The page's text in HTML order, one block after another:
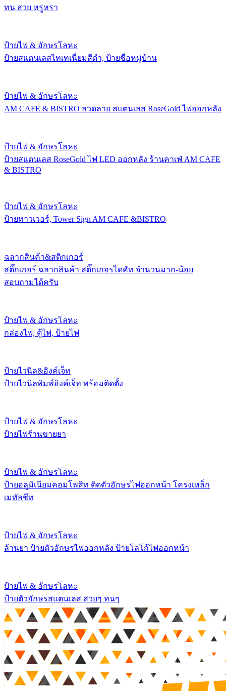
ทน สวย หรูหรา
ป้ายไฟ & อักษรโลหะ
ป้ายสแตนเลสไทเทเนี่ยมสีดำ, ป้ายชื่อหมู่บ้าน
ป้ายไฟ & อักษรโลหะ
AM CAFE & BISTRO ลวดลาย สแตนเลส RoseGold ไฟออกหลัง
ป้ายไฟ & อักษรโลหะ
ป้ายสแตนเลส RoseGold ไฟ LED ออกหลัง ร้านคาเฟ่ AM CAFE
& BISTRO
ป้ายไฟ & อักษรโลหะ
ป้ายทาวเวอร์, Tower Sign AM CAFE &BISTRO
ฉลากสินค้า&สติกเกอร์
สติ๊กเกอร์ ฉลากสินค้า สติ๊กเกอรไดคัท จำนวนมาก-น้อย
สอบถามได้ครับ
ป้ายไฟ & อักษรโลหะ
กล่องไฟ, ตู้ไฟ, ป้ายไฟ
ป้ายไวนิล&อิงค์เจ็ท
ป้ายไวนิลพิมพ์อิงค์เจ็ท พร้อมติดตั้ง
ป้ายไฟ & อักษรโลหะ
ป้ายไฟร้านขายยา
ป้ายไฟ & อักษรโลหะ
ป้ายอลูมิเนียมคอมโพสิท ติดตัวอักษรไฟออกหน้า โครงเหล็ก
เมทัลชีท
ป้ายไฟ & อักษรโลหะ
ล้านยา ป้ายตัวอักษรไฟออกหลัง ป้ายโลโก้ไฟออกหน้า
ป้ายไฟ & อักษรโลหะ
ป้ายตัวอักษรสแตนเลส สวยๆ ทนๆ